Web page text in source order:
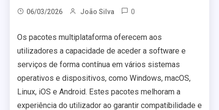
06/03/2026 João Silva 0
Os pacotes multiplataforma oferecem aos
utilizadores a capacidade de aceder a software e
serviços de forma contínua em vários sistemas
operativos e dispositivos, como Windows, macOS,
Linux, iOS e Android. Estes pacotes melhoram a
experiência do utilizador ao garantir compatibilidade e